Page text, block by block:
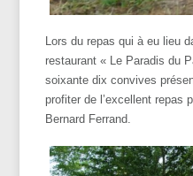
Lors du repas qui à eu lieu
restaurant « Le Paradis du
soixante dix convives
profiter de l’excellent repas
Bernard Ferrand.